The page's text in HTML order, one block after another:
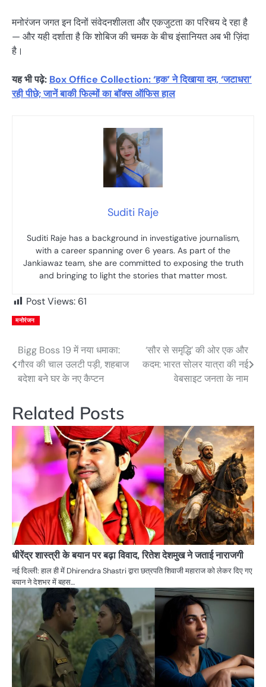
मनोरंजन जगत इन दिनों संवेदनशीलता और एकजुटता का परिचय दे रहा है
— और यही दर्शाता है कि शोबिज की चमक के बीच इंसानियत अब भी ज़िंदा
है।
यह भी पढ़े: Box Office Collection: ‘हक’ ने दिखाया दम, ‘जटाधरा’
रही पीछे; जानें बाकी फिल्मों का बॉक्स ऑफिस हाल
Suditi Raje
Suditi Raje has a background in investigative journalism,
with a career spanning over 6 years. As part of the
Jankiawaz team, she are committed to exposing the truth
and bringing to light the stories that matter most.
Post Views: 61
मनोरंजन
Post
navigation
Bigg Boss 19 में नया धमाका:
गौरव की चाल उलटी पड़ी, शहबाज
बदेशा बने घर के नए कैप्टन
‘सौर से समृद्धि’ की ओर एक और
कदम: भारत सोलर यात्रा की नई
वेबसाइट जनता के नाम
Related Posts
धीरेंद्र शास्त्री के बयान पर बढ़ा विवाद, रितेश देशमुख ने जताई नाराजगी
नई दिल्ली: हाल ही में Dhirendra Shastri द्वारा छत्रपति शिवाजी महाराज को लेकर दिए गए
बयान ने देशभर में बहस…